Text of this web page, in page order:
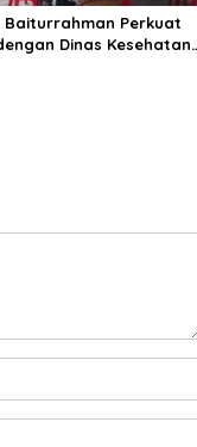
Baiturrahman Perkuat
Dinas Kesehatan,